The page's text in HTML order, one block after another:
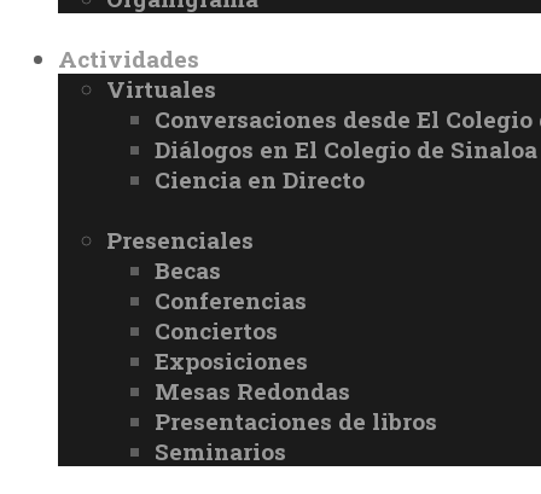
Actividades
Virtuales
Conversaciones desde El
Diálogos en El Colegio de Sinaloa
Ciencia en Directo
Presenciales
Becas
Conferencias
Conciertos
Exposiciones
Mesas Redondas
Presentaciones de libros
Seminarios